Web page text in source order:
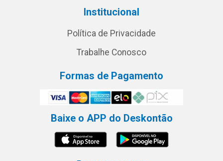
Institucional
Política de Privacidade
Trabalhe Conosco
Formas de Pagamento
Baixe o APP do Deskontão